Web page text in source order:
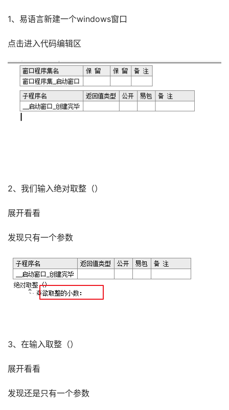
1、易语言新建一个windows窗口
点击进入代码编辑区
2、我们输入绝对取整（）
展开看看
发现只有一个参数
3、在输入取整（）
展开看看
发现还是只有一个参数